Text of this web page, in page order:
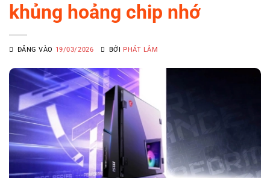
khủng hoảng chip nhớ
ĐĂNG VÀO 19/03/2026 BỞI PHÁT LÂM